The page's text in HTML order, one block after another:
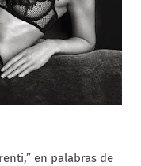
en palabras de